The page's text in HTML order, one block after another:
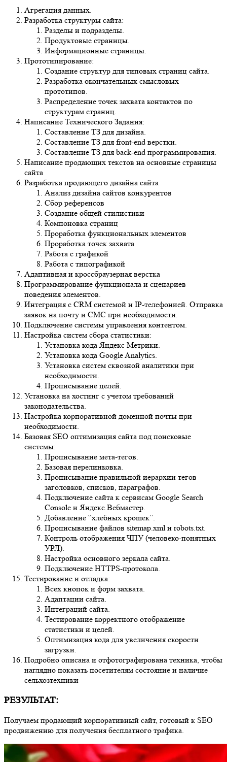
Агрегация данных.
Разработка структуры сайта:
Разделы и подразделы.
Продуктовые страницы.
Информационные страницы.
Прототипирование:
Создание структур для типовых страниц сайта.
Разработка окончательных смысловых прототипов.
Распределение точек захвата контактов по
структурам страниц.
Написание Технического Задания:
Составление ТЗ для дизайна.
Составление ТЗ для front-end верстки.
Составление ТЗ для back-end программирования.
Написание продающих текстов на основные страницы
сайта
Разработка продающего дизайна сайта
Анализ дизайна сайтов конкурентов
Сбор референсов
Создание общей стилистики
Компоновка страниц
Проработка функциональных элементов
Проработка точек захвата
Работа с графикой
Работа с типографикой
Адаптивная и кроссбраузерная верстка
Программирование функционала и сценариев поведения
элементов.
Интеграция с CRM системой и IP-телефонией. Отправка
заявок на почту и СМС при необходимости.
Подключение системы управления контентом.
Настройка систем сбора статистики:
Установка кода Яндекс Метрики.
Установка кода Google Analytics.
Установка систем сквозной аналитики при
необходимости.
Прописывание целей.
Установка на хостинг с учетом требований
законодательства.
Настройка корпоративной доменной почты при
необходимости.
Базовая SEO оптимизация сайта под поисковые системы:
Прописывание мета-тегов.
Базовая перелинковка.
Прописывание правильной иерархии тегов
заголовков, списков, параграфов.
Подключение сайта к сервисам Google Search
Console и Яндекс.Вебмастер.
Добавление “хлебных крошек”.
Прописывание файлов sitemap.xml и robots.txt.
Контроль отображения ЧПУ (человеко-понятных
УРЛ).
Настройка основного зеркала сайта.
Подключение HTTPS-протокола.
Тестирование и отладка:
Всех кнопок и форм захвата.
Адаптации сайта.
Интеграций сайта.
Тестирование корректного отображение статистики
и целей.
Оптимизация кода для увеличения скорости
загрузки.
Подробно описана и отфотографирована техника, чтобы
наглядно показать посетителям состояние и наличие
сельхозтехники
РЕЗУЛЬТАТ:
Получаем продающий
продвижению для получения бесплатного трафика.